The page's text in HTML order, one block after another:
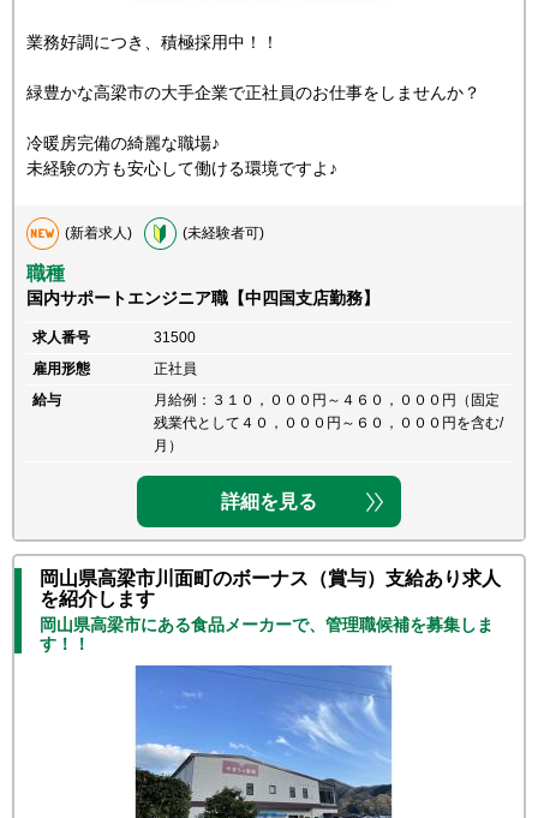
業務好調につき、積極採用中！！
緑豊かな高梁市の大手企業で正社員のお仕事をしませんか？
冷暖房完備の綺麗な職場♪
未経験の方も安心して働ける環境ですよ♪
(新着求人) (未経験者可)
職種
国内サポートエンジニア職【中四国支店勤務】
求人番号
31500
雇用形態
正社員
給与
月給例：３１０，０００円～４６０，０００円（固定
残業代として４０，０００円～６０，０００円を含む/
月）
詳細を見る
岡山県高梁市川面町のボーナス（賞与）支給あり求人
を紹介します
岡山県高梁市にある食品メーカーで、管理職候補を募集しま
す！！